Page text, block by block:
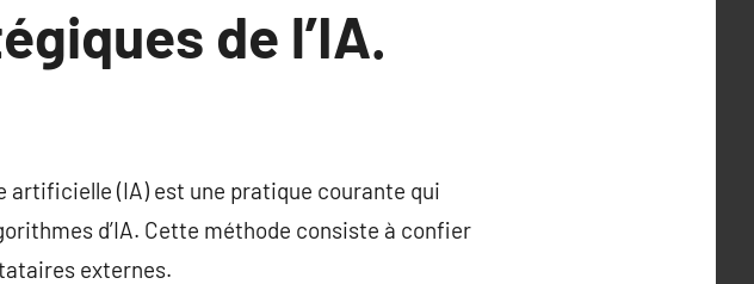
de l’IA.
artificielle (IA) est une pratique courante qui
d’IA. Cette méthode consiste à confier
externes.